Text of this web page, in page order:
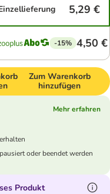
5,29 €
-15% 4,50 €
Zum Warenkorb
hinzufügen
Mehr erfahren
oder beendet werden
Produkt